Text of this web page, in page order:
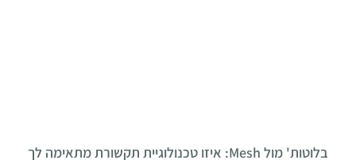
בלוטות' מול Mesh: איזו טכנולוגיית תקשורת מתאימה לך